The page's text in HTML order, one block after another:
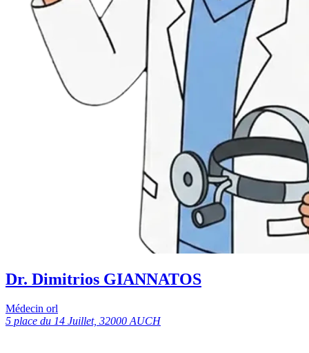
Dr. Dimitrios GIANNATOS
Médecin orl
5 place du 14 Juillet, 32000 AUCH